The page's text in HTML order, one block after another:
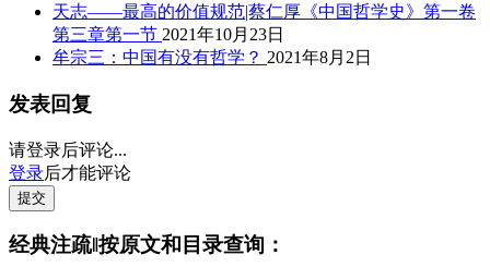
天志——最高的价值规范|蔡仁厚《中国哲学史》第一卷
第三章第一节 2021年10月23日
牟宗三：中国有没有哲学？ 2021年8月2日
发表回复
请登录后评论...
登录后才能评论
提交
经典注疏‖按原文和目录查询：